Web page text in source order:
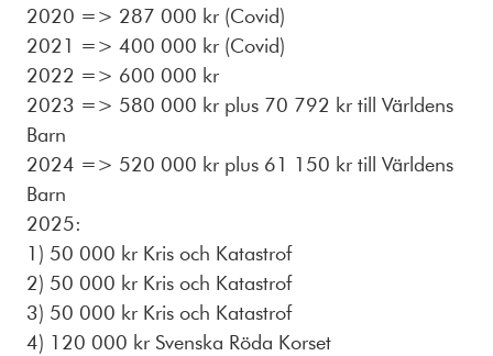
2020 => 287 000 kr (Covid)
2021 => 400 000 kr (Covid)
2022 => 600 000 kr
2023 => 580 000 kr plus 70 792 kr till Världens
Barn
2024 => 520 000 kr plus 61 150 kr till Världens
Barn
2025:
1) 50 000 kr Kris och Katastrof
2) 50 000 kr Kris och Katastrof
3) 50 000 kr Kris och Katastrof
4) 120 000 kr Svenska Röda Korset